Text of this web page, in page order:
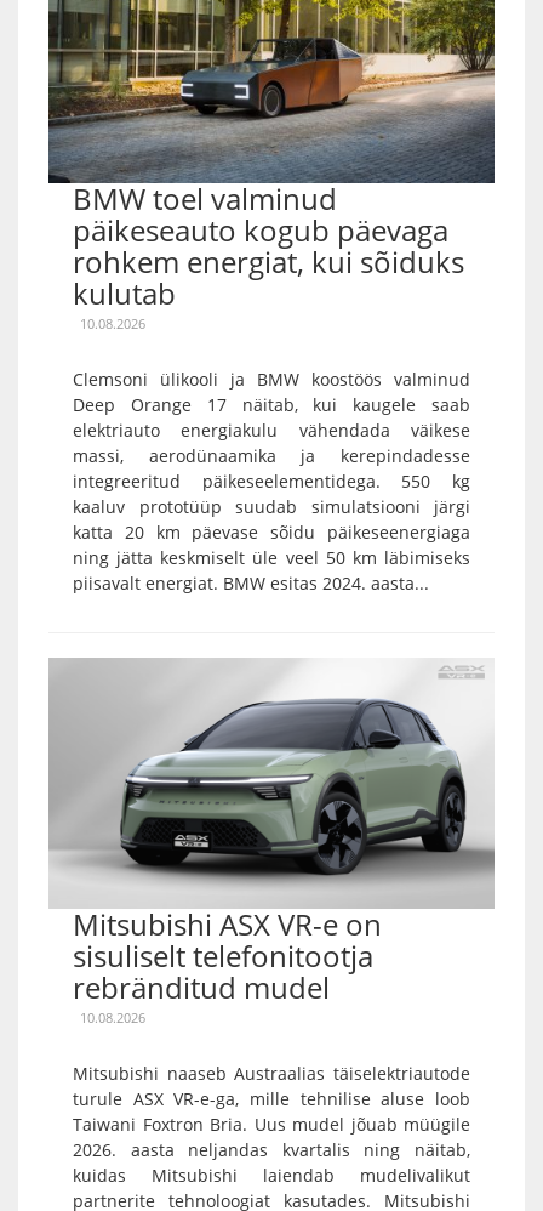
BMW toel valminud
päikeseauto kogub päevaga
rohkem energiat, kui sõiduks
kulutab
10.08.2026
Clemsoni ülikooli ja BMW koostöös valminud
Deep Orange 17 näitab, kui kaugele saab
elektriauto energiakulu vähendada väikese
massi, aerodünaamika ja kerepindadesse
integreeritud päikeseelementidega. 550 kg
kaaluv prototüüp suudab simulatsiooni järgi
katta 20 km päevase sõidu päikeseenergiaga
ning jätta keskmiselt üle veel 50 km läbimiseks
piisavalt energiat. BMW esitas 2024. aasta...
Mitsubishi ASX VR-e on
sisuliselt telefonitootja
rebränditud mudel
10.08.2026
Mitsubishi naaseb Austraalias täiselektriautode
turule ASX VR-e-ga, mille tehnilise aluse loob
Taiwani Foxtron Bria. Uus mudel jõuab müügile
2026. aasta neljandas kvartalis ning näitab,
kuidas Mitsubishi laiendab mudelivalikut
partnerite tehnoloogiat kasutades. Mitsubishi